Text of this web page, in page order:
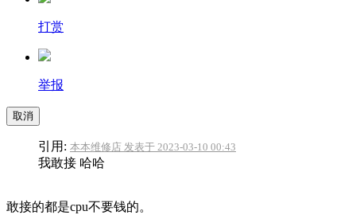
打赏
举报
取消
引用: 本本维修店 发表于 2023-03-10 00:43
我敢接 哈哈
敢接的都是cpu不要钱的。